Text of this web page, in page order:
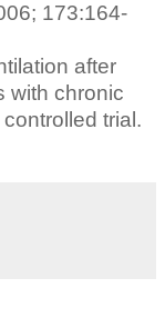
173:164-
after
with chronic
trial.